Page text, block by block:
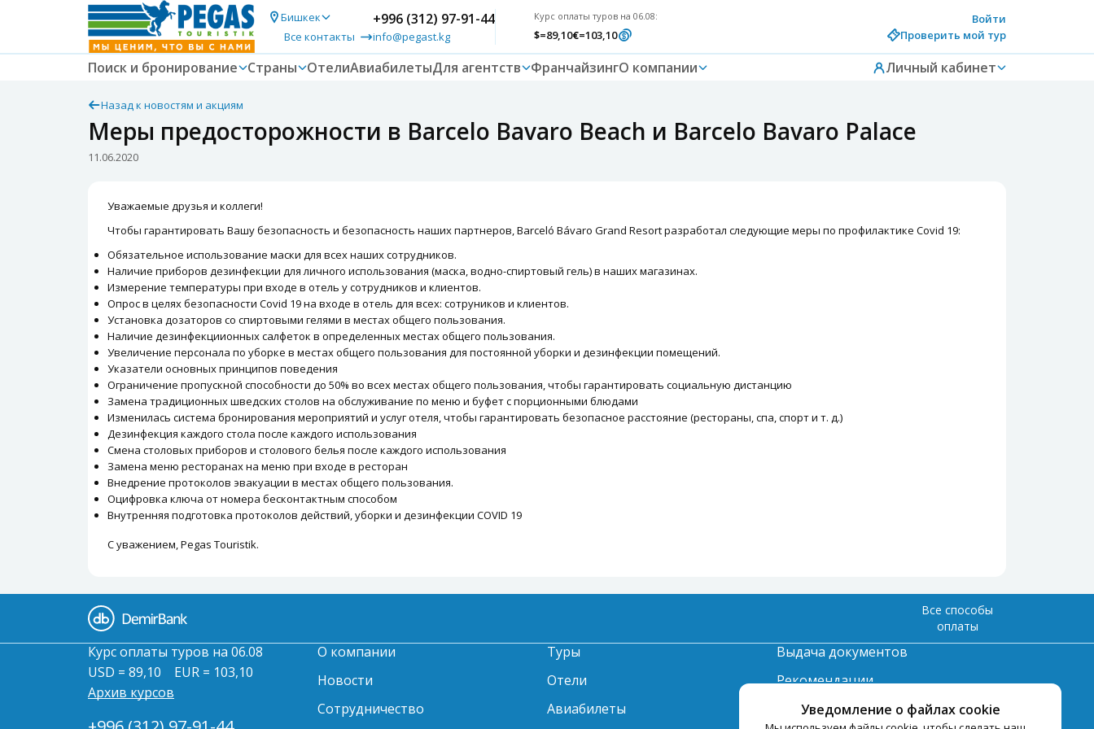
Бишкек
Все контакты
+996 (312) 97-91-44
info@pegast.kg
Курс оплаты туров на 06.08:
$=89,10€=103,10
Войти
Проверить мой тур
Поиск и бронирование Страны ОтелиАвиабилетыДля агентств ФранчайзингО компании Личный кабинет
Назад к новостям и акциям
Меры предосторожности в Barcelo Bavaro Beach и Barcelo Bavaro Palace
11.06.2020
Уважаемые друзья и коллеги!
Чтобы гарантировать Вашу безопасность и безопасность наших партнеров, Barceló Bávaro Grand Resort разработал следующие меры по профилактике Covid 19:
Обязательное использование маски для всех наших сотрудников.
Наличие приборов дезинфекции для личного использования (маска, водно-спиртовый гель) в наших магазинах.
Измерение температуры при входе в отель у сотрудников и клиентов.
Опрос в целях безопасности Covid 19 на входе в отель для всех: сотруников и клиентов.
Установка дозаторов со спиртовыми гелями в местах общего пользования.
Наличие дезинфекциионных салфеток в определенных местах общего пользования.
Увеличение персонала по уборке в местах общего пользования для постоянной уборки и дезинфекции помещений.
Указатели основных принципов поведения
Ограничение пропускной способности до 50% во всех местах общего пользования, чтобы гарантировать социальную дистанцию
Замена традиционных шведских столов на обслуживание по меню и буфет с порционными блюдами
Изменилась система бронирования мероприятий и услуг отеля, чтобы гарантировать безопасное расстояние (рестораны, спа, спорт и т. д.)
Дезинфекция каждого стола после каждого использования
Смена столовых приборов и столового белья после каждого использования
Замена меню ресторанах на меню при входе в ресторан
Внедрение протоколов эвакуации в местах общего пользования.
Оцифровка ключа от номера бесконтактным способом
Внутренняя подготовка протоколов действий, уборки и дезинфекции COVID 19
С уважением, Pegas Touristik.
Уведомление о файлах cookie
Все способы
оплаты
Курс оплаты туров на 06.08
USD = 89,10
EUR = 103,10
Архив курсов
О компании
Новости
Сотрудничество
Туры
Отели
Авиабилеты
Выдача документов
Рекомендации
Вопрос-ответ